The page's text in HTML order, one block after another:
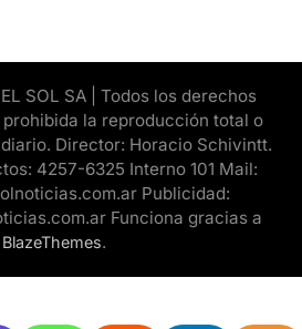
SOL SA | Todos los derechos
la reproducción total o
Director: Horacio Schivintt.
4257-6325 Interno 101 Mail:
Publicidad:
Funciona gracias a
BlazeThemes.